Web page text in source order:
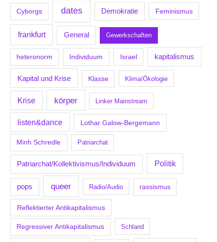
Cyborgs dates Demokratie Feminismus
frankfurt General Gewerkschaften
heteronorm Individuum Israel kapitalismus
Kapital und Krise Klasse Klima/Ökologie
Krise körper Linker Mainstream
listen&dance Lothar Galow-Bergemann
Minh Schredle Patriarchat
Patriarchat/Kollektivismus/Individuum Politik
pops queer Radio/Audio rassismus
Reflektierter Antikapitalismus
Regressiver Antikapitalismus Schland